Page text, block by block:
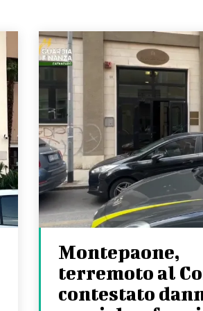
Montepaone,
terremoto al
contestato